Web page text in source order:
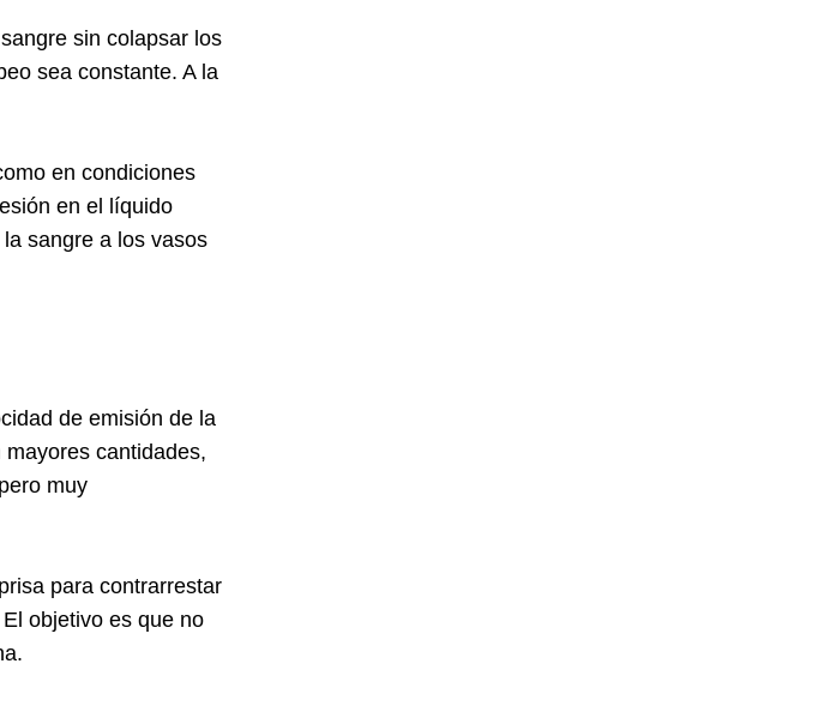
sin colapsar los
sea constante. A la
en condiciones
en el líquido
sangre a los vasos
de emisión de la
cantidades,
muy
para contrarrestar
objetivo es que no